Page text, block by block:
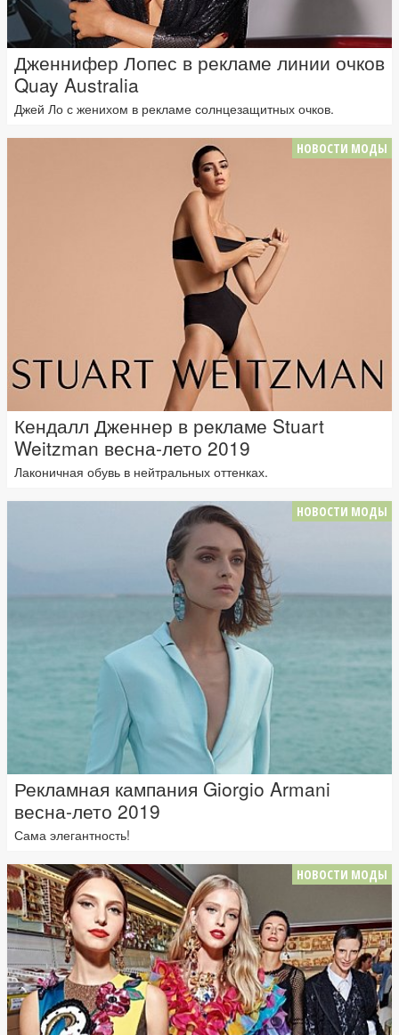
Дженнифер Лопес в рекламе линии очков
Quay Australia
Джей Ло с женихом в рекламе солнцезащитных очков.
НОВОСТИ МОДЫ
Кендалл Дженнер в рекламе Stuart
Weitzman весна-лето 2019
Лаконичная обувь в нейтральных оттенках.
НОВОСТИ МОДЫ
Рекламная кампания Giorgio Armani
весна-лето 2019
Сама элегантность!
НОВОСТИ МОДЫ